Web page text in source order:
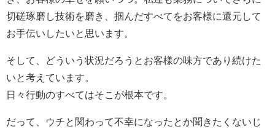
切磋琢磨し技術を磨き、掴んだすべてをお客様に還元して
お手伝いしたいと思います。
そして、どういう状況だろうとお客様の味方であり続けた
いと考えています。
日々行動のすべてはそこが根本です。
だって、ウチと関わって不幸になったとか聞きたくないじ